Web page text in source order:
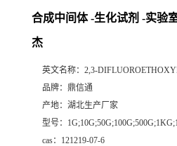
合成中间体 -生化试剂 -实验
杰
英文名称： 2,3-
品牌： 鼎信通
产地： 湖北生产厂家
型号：
cas： 121219-07-6